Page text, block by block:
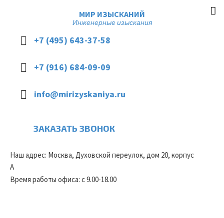
МИР ИЗЫСКАНИЙ
Инженерные изыскания
+7 (495) 643-37-58
+7 (916) 684-09-09
info@mirizyskaniya.ru
ЗАКАЗАТЬ ЗВОНОК
Наш адрес: Москва, Духовской переулок, дом 20, корпус
А
Время работы офиса: с 9.00-18.00